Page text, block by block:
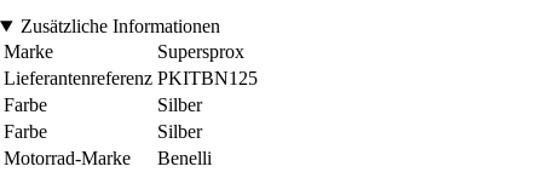
Zusätzliche Informationen
Marke
Supersprox
Lieferantenreferenz PKITBN125
Farbe
Silber
Farbe
Silber
Motorrad-Marke
Benelli